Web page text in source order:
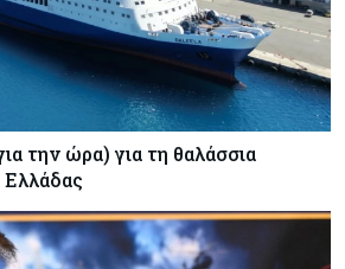
την ώρα) για τη θαλάσσια